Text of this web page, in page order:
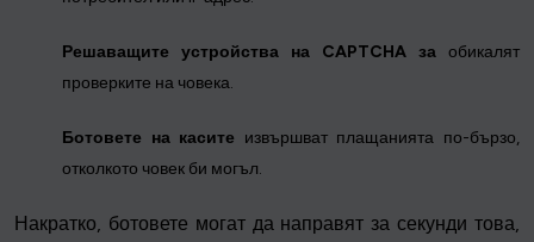
Решаващите устройства на CAPTCHA за обикалят
проверките на човека.
Ботовете на касите извършват плащанията по-бързо,
отколкото човек би могъл.
Накратко, ботовете могат да направят за секунди това,